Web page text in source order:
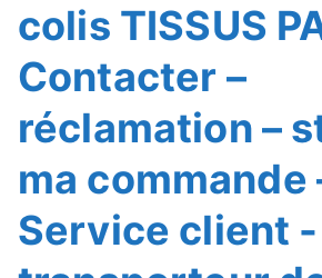
colis TISSUS
Contacter –
réclamation –
ma commande
Service client -